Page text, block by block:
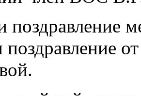
поздравление
поздравление